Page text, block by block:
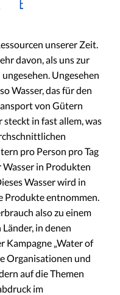
unserer Zeit.
davon, als uns zur
Ungesehen
Wasser, das für den
von Gütern
in fast allem, was
pro Person pro Tag
in Produkten
Wasser wird in
Produkte entnommen.
also zu einem
in denen
Kampagne „Water of
Organisationen und
auf die Themen
im